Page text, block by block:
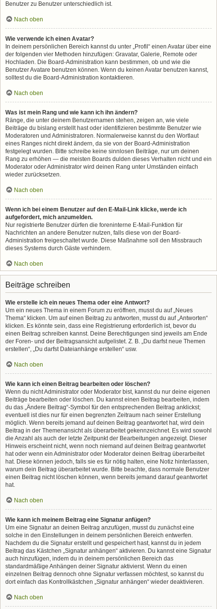
Benutzer zu Benutzer unterschiedlich ist.
Nach oben
Wie verwende ich einen Avatar?
In deinem persönlichen Bereich kannst du unter „Profil“ einen Avatar über eine
der folgenden vier Methoden hinzufügen: Gravatar, Galerie, Remote oder
Hochladen. Die Board-Administration kann bestimmen, ob und wie die
Benutzer Avatare benutzen können. Wenn du keinen Avatar benutzen kannst,
solltest du die Board-Administration kontaktieren.
Nach oben
Was ist mein Rang und wie kann ich ihn ändern?
Ränge, die unter deinem Benutzernamen stehen, zeigen an, wie viele
Beiträge du bislang erstellt hast oder identifizieren bestimmte Benutzer wie
Moderatoren und Administratoren. Normalerweise kannst du den Wortlaut
eines Ranges nicht direkt ändern, da sie von der Board-Administration
festgelegt wurden. Bitte schreibe keine sinnlosen Beiträge, nur um deinen
Rang zu erhöhen — die meisten Boards dulden dieses Verhalten nicht und ein
Moderator oder Administrator wird deinen Rang unter Umständen einfach
wieder zurücksetzen.
Nach oben
Wenn ich bei einem Benutzer auf den E-Mail-Link klicke, werde ich
aufgefordert, mich anzumelden.
Nur registrierte Benutzer dürfen die foreninterne E-Mail-Funktion für
Nachrichten an andere Benutzer nutzen, falls diese von der Board-
Administration freigeschaltet wurde. Diese Maßnahme soll den Missbrauch
dieses Systems durch Gäste verhindern.
Nach oben
Beiträge schreiben
Wie erstelle ich ein neues Thema oder eine Antwort?
Um ein neues Thema in einem Forum zu eröffnen, musst du auf „Neues
Thema“ klicken. Um auf einen Beitrag zu antworten, musst du auf „Antworten“
klicken. Es könnte sein, dass eine Registrierung erforderlich ist, bevor du
einen Beitrag schreiben kannst. Deine Berechtigungen sind jeweils am Ende
der Foren- und der Beitragsansicht aufgelistet. Z. B. „Du darfst neue Themen
erstellen“, „Du darfst Dateianhänge erstellen“ usw.
Nach oben
Wie kann ich einen Beitrag bearbeiten oder löschen?
Wenn du nicht Administrator oder Moderator bist, kannst du nur deine eigenen
Beiträge bearbeiten oder löschen. Du kannst einen Beitrag bearbeiten, indem
du das „Ändere Beitrag“-Symbol für den entsprechenden Beitrag anklickst;
eventuell ist dies nur für einen begrenzten Zeitraum nach seiner Erstellung
möglich. Wenn bereits jemand auf deinen Beitrag geantwortet hat, wird dein
Beitrag in der Themenansicht als überarbeitet gekennzeichnet. Es wird sowohl
die Anzahl als auch der letzte Zeitpunkt der Bearbeitungen angezeigt. Dieser
Hinweis erscheint nicht, wenn noch niemand auf deinen Beitrag geantwortet
hat oder wenn ein Administrator oder Moderator deinen Beitrag überarbeitet
hat. Diese können jedoch, falls sie es für nötig halten, eine Notiz hinterlassen,
warum dein Beitrag überarbeitet wurde. Bitte beachte, dass normale Benutzer
einen Beitrag nicht löschen können, wenn bereits jemand darauf geantwortet
hat.
Nach oben
Wie kann ich meinem Beitrag eine Signatur anfügen?
Um eine Signatur an deinen Beitrag anzufügen, musst du zunächst eine
solche in den Einstellungen in deinem persönlichen Bereich entwerfen.
Nachdem du die Signatur erstellt und gespeichert hast, kannst du in jedem
Beitrag das Kästchen „Signatur anhängen“ aktivieren. Du kannst eine Signatur
auch hinzufügen, indem du in deinem persönlichen Bereich das
standardmäßige Anhängen deiner Signatur aktivierst. Wenn du einen
einzelnen Beitrag dennoch ohne Signatur verfassen möchtest, so kannst du
dort einfach das Kontrollkästchen „Signatur anhängen“ wieder deaktivieren.
Nach oben